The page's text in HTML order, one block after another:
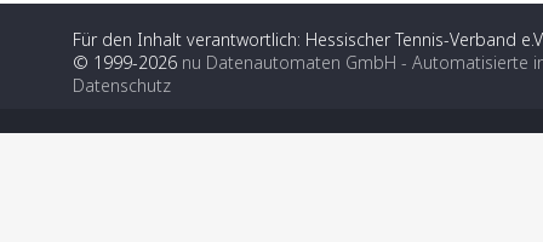
Für den Inhalt verantwortlich: Hessischer Tennis-Verband
© 1999-2026 nu Datenautomaten GmbH - Automatisierte
Datenschutz